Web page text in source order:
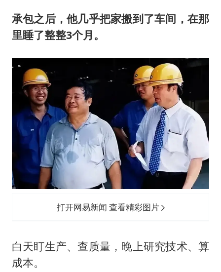
承包之后，他几乎把家搬到了车间，在那
里睡了整整3个月。
打开网易新闻 查看精彩图片
白天盯生产、查质量，晚上研究技术、算
成本。